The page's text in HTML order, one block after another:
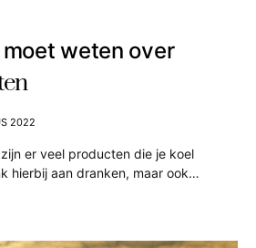
weten over
2022
er veel producten die je koel
hierbij aan dranken, maar ook…